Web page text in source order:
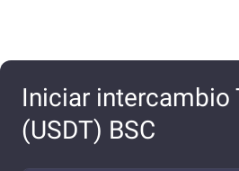
Iniciar intercambio
(USDT) BSC